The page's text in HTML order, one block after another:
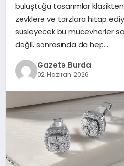
EĞITIM
DÜNYA
SIYASET
buluştuğu tasarımlar
zevklere ve tarzlara hitap
süsleyecek bu mücevherler
değil, sonrasında da hep…
Gazete Burda
02 Haziran 2026